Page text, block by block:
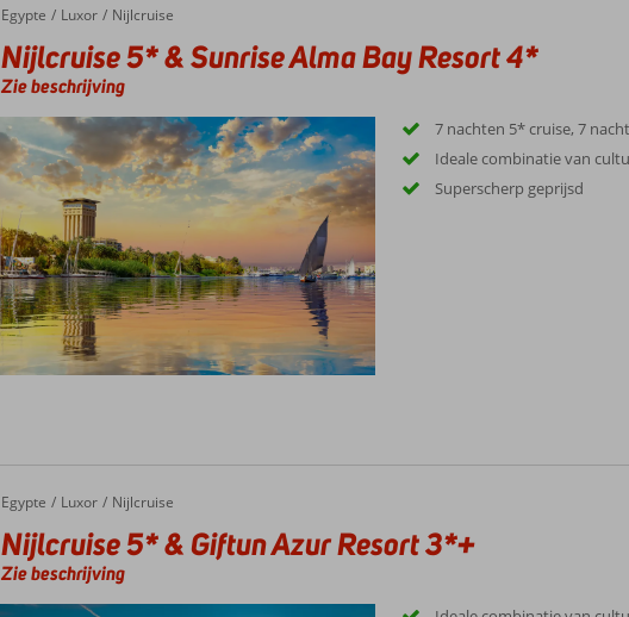
Home
Egypte Luxor Nijlcruise
Nijlcruise 5* & Sunrise Alma Bay Resort 4*
Nijlcruise 5* & Sunrise Alma Bay Resort 4*
Zie beschrijving
7 nachten 5* cruise, 7
Ideale combinatie van
Superscherp geprijsd
Home
Egypte Luxor Nijlcruise
Nijlcruise 5* & Giftun Azur Resort 3*+
Nijlcruise 5* & Giftun Azur Resort 3*+
Zie beschrijving